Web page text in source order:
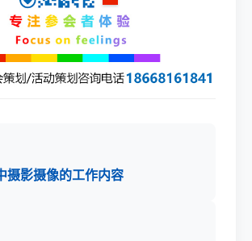
摄影摄像的工作内容